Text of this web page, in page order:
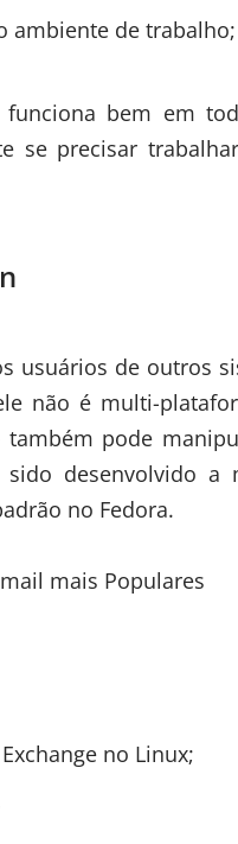
ambiente de trabalho;
bem em
se precisar
usuários de outros
não é multi-
pode
desenvolvido a
no Fedora.
no Linux;